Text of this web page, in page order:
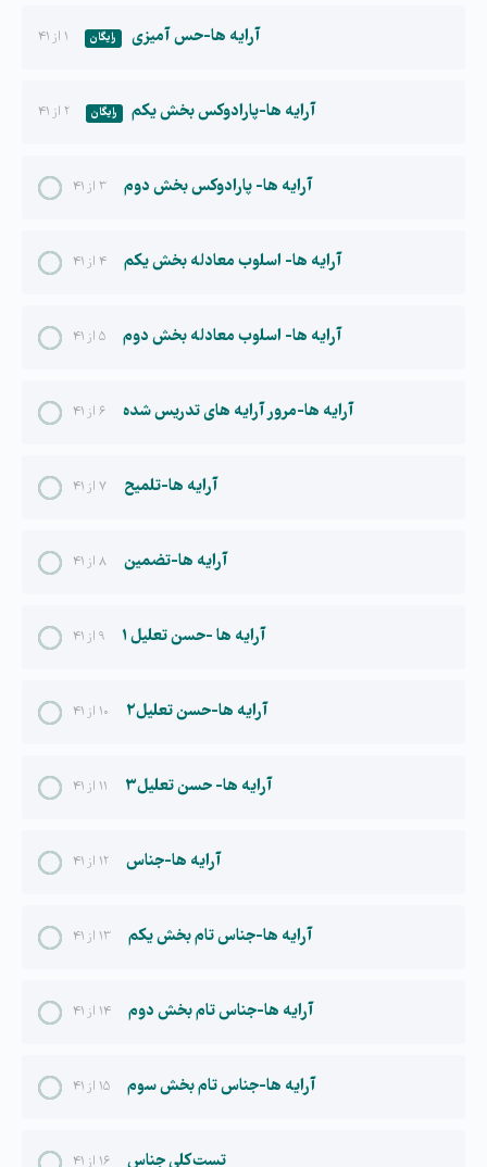
۱ از ۴۱ آرایه ها-حس آمیزی رایگان
۲ از ۴۱ آرایه ها-پارادوکس بخش یکم رایگان
۳ از ۴۱ آرایه ها- پارادوکس بخش دوم
۴ از ۴۱ آرایه ها- اسلوب معادله بخش یکم
۵ از ۴۱ آرایه ها- اسلوب معادله بخش دوم
۶ از ۴۱ آرایه ها-مرور آرایه های تدریس شده
۷ از ۴۱ آرایه ها-تلمیح
۸ از ۴۱ آرایه ها-تضمین
۹ از ۴۱ آرایه ها -حسن تعلیل ۱
۱۰ از ۴۱ آرایه ها-حسن تعلیل۲
۱۱ از ۴۱ آرایه ها- حسن تعلیل۳
۱۲ از ۴۱ آرایه ها-جناس
۱۳ از ۴۱ آرایه ها-جناس تام بخش یکم
۱۴ از ۴۱ آرایه ها-جناس تام بخش دوم
۱۵ از ۴۱ آرایه ها-جناس تام بخش سوم
۱۶ از ۴۱ تست کلی جناس